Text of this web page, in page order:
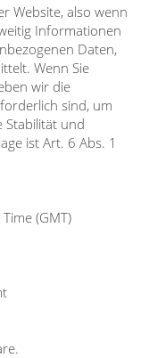
Website, also wenn
Informationen
Daten,
Wenn Sie
wir die
sind, um
Stabilität und
ist Art. 6 Abs. 1
(GMT)